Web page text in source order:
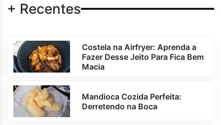
+ Recentes
Costela na Airfryer: Aprenda a
Fazer Desse Jeito Para Fica Bem
Macia
Mandioca Cozida Perfeita:
Derretendo na Boca